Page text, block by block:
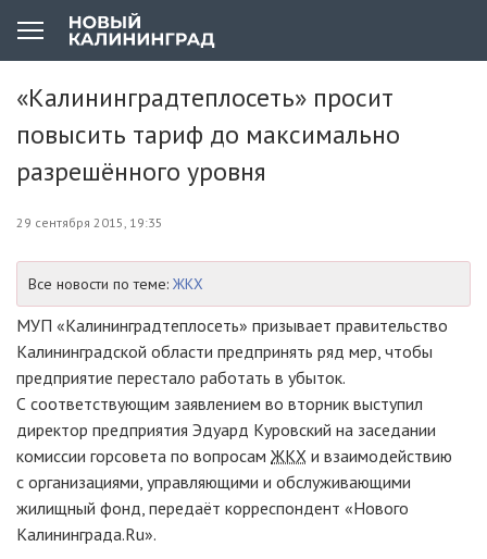
«Калининградтеплосеть» просит
повысить тариф до максимально
разрешённого уровня
29 сентября 2015, 19:35
Все новости по теме: ЖКХ
МУП «Калининградтеплосеть» призывает правительство
Калининградской области предпринять ряд мер, чтобы
предприятие перестало работать в убыток.
С соответствующим заявлением во вторник выступил
директор предприятия Эдуард Куровский на заседании
комиссии горсовета по вопросам ЖКХ и взаимодействию
с организациями, управляющими и обслуживающими
жилищный фонд, передаёт корреспондент «Нового
Калининграда.Ru».